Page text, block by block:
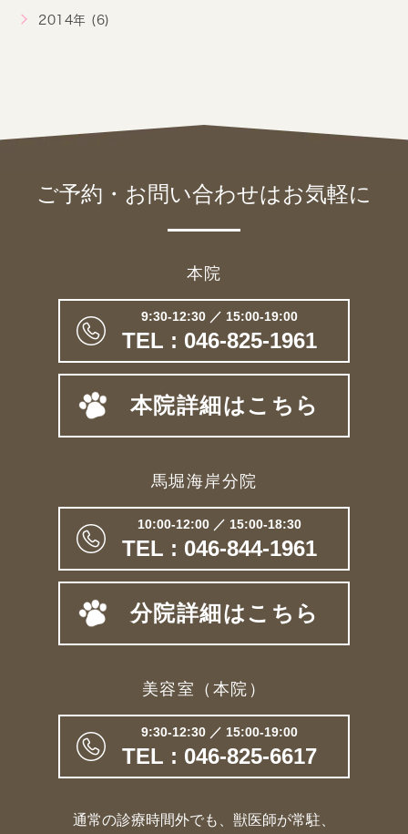
2014年 (6)
ご予約・お問い合わせはお気軽に
本院
9:30-12:30 ／ 15:00-19:00
TEL : 046-825-1961
本院詳細はこちら
馬堀海岸分院
10:00-12:00 ／ 15:00-18:30
TEL : 046-844-1961
分院詳細はこちら
美容室（本院）
9:30-12:30 ／ 15:00-19:00
TEL : 046-825-6617
通常の診療時間外でも、獣医師が常駐、